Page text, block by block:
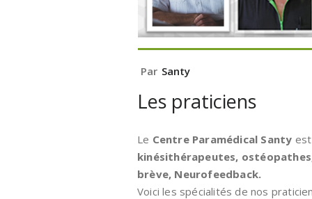
Par Santy
Les praticiens
Le Centre Paramédical Santy
kinésithérapeutes,
brève, Neurofeedback.
Voici les spécialités de nos